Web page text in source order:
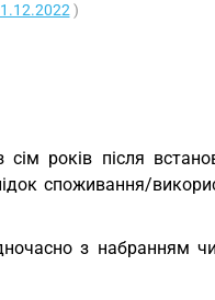
)
років після
споживання/
з набранням